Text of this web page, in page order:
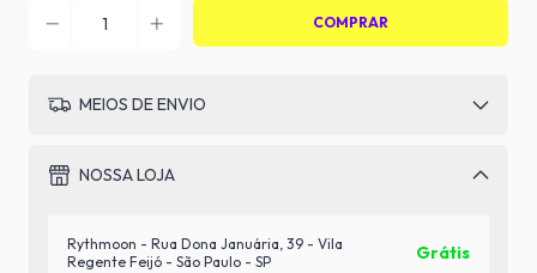
MEIOS DE ENVIO
NOSSA LOJA
Rythmoon - Rua Dona Januária, 39 - Vila
Regente Feijó - São Paulo - SP
Grátis